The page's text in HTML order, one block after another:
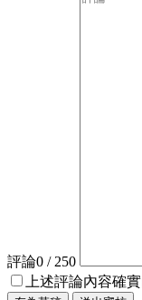
評論0 / 250
上述評論內容確